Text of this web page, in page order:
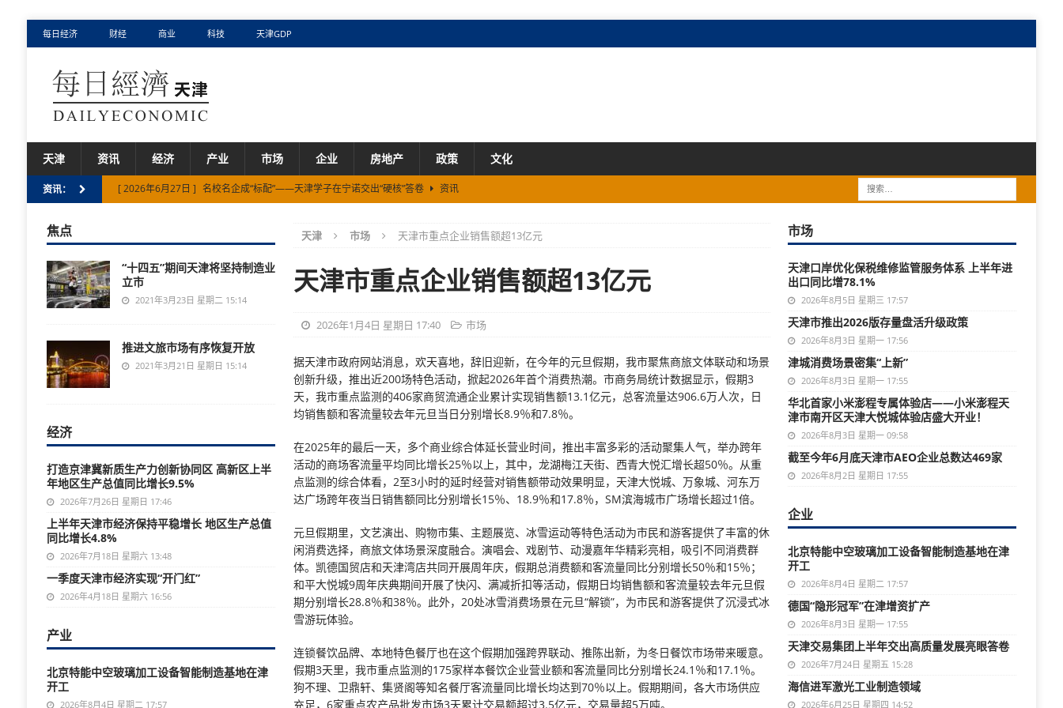
每日经济 财经 商业 科技 天津GDP
天津 资讯 经济 产业 市场 企业 房地产 政策 文化
资讯： [ 2026年6月27日 ] 名校名企成“标配”——天津学子在宁诺交出“硬核”答卷
资讯
[ 2025年5月1日 ] 履行“大城三管”倡议 共筑城市安全防线
资讯
[ 2024年10月25日 ] 宝坻区探索“五+”赋能乡村振兴新模式
资讯
[ 2026年7月31日 ]
上半年天津市国资国企战略性新兴产业投资占比再创新高 资讯
天津 市场 天津市重点企业销售额超13亿元
天津市重点企业销售额超13亿元
2026年1月4日 星期日 17:40 市场
据天津市政府网站消息，欢天喜地，辞旧迎新，在今年的元旦假期，我市聚焦商旅文体联动和场景
创新升级，推出近200场特色活动，掀起2026年首个消费热潮。市商务局统计数据显示，假期3
天，我市重点监测的406家商贸流通企业累计实现销售额13.1亿元，总客流量达906.6万人次，日
均销售额和客流量较去年元旦当日分别增长8.9％和7.8％。
在2025年的最后一天，多个商业综合体延长营业时间，推出丰富多彩的活动聚集人气，举办跨年
活动的商场客流量平均同比增长25％以上，其中，龙湖梅江天街、西青大悦汇增长超50％。从重
点监测的综合体看，2至3小时的延时经营对销售额带动效果明显，天津大悦城、万象城、河东万
达广场跨年夜当日销售额同比分别增长15％、18.9％和17.8％，SM滨海城市广场增长超过1倍。
元旦假期里，文艺演出、购物市集、主题展览、冰雪运动等特色活动为市民和游客提供了丰富的休
闲消费选择，商旅文体场景深度融合。演唱会、戏剧节、动漫嘉年华精彩亮相，吸引不同消费群
体。凯德国贸店和天津湾店共同开展周年庆，假期总消费额和客流量同比分别增长50％和15％；
和平大悦城9周年庆典期间开展了快闪、满减折扣等活动，假期日均销售额和客流量较去年元旦假
期分别增长28.8％和38％。此外，20处冰雪消费场景在元旦“解锁”，为市民和游客提供了沉浸式冰
雪游玩体验。
连锁餐饮品牌、本地特色餐厅也在这个假期加强跨界联动、推陈出新，为冬日餐饮市场带来暖意。
假期3天里，我市重点监测的175家样本餐饮企业营业额和客流量同比分别增长24.1％和17.1％。
狗不理、卫鼎轩、集贤阁等知名餐厅客流量同比增长均达到70％以上。假期期间，各大市场供应
充足，6家重点农产品批发市场3天累计交易额超过3.5亿元，交易量超5万吨。
焦点
“十四五”期间天津将坚持制造业
立市
2021年3月23日 星期二 15:14
推进文旅市场有序恢复开放
2021年3月21日 星期日 15:14
经济
打造京津冀新质生产力创新协同区 高新区上半
年地区生产总值同比增长9.5%
2026年7月26日 星期日 17:46
上半年天津市经济保持平稳增长 地区生产总值
同比增长4.8%
2026年7月18日 星期六 13:48
一季度天津市经济实现“开门红”
2026年4月18日 星期六 16:56
产业
北京特能中空玻璃加工设备智能制造基地在津
开工
2026年8月4日 星期二 17:57
市场
天津口岸优化保税维修监管服务体系 上半年进
出口同比增78.1%
2026年8月5日 星期三 17:57
天津市推出2026版存量盘活升级政策
2026年8月3日 星期一 17:56
津城消费场景密集“上新”
2026年8月3日 星期一 17:55
华北首家小米澎程专属体验店——小米澎程天
津市南开区天津大悦城体验店盛大开业！
2026年8月3日 星期一 09:58
截至今年6月底天津市AEO企业总数达469家
2026年8月2日 星期日 17:55
企业
北京特能中空玻璃加工设备智能制造基地在津
开工
2026年8月4日 星期二 17:57
德国“隐形冠军”在津增资扩产
2026年8月3日 星期一 17:55
天津交易集团上半年交出高质量发展亮眼答卷
2026年7月24日 星期五 15:28
海信进军激光工业制造领域
2026年6月25日 星期四 14:52